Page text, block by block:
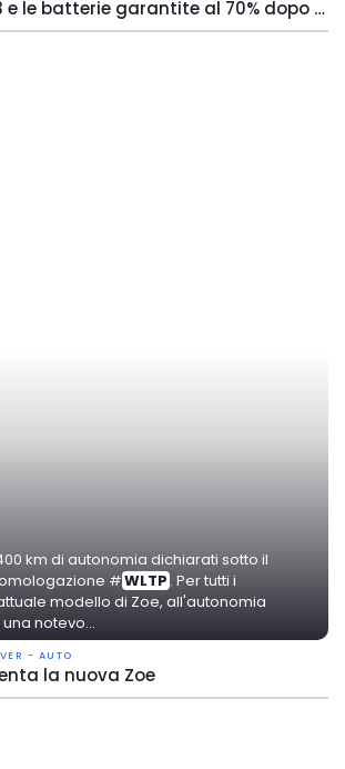
Volkswagen ID.3 e le batterie garantite al 70% dopo 8 anni
km di autonomia dichiarati sotto il
#WLTP . Per tutti i
modello di Zoe, all'autonomia
notevo...
- AUTO
la nuova Zoe